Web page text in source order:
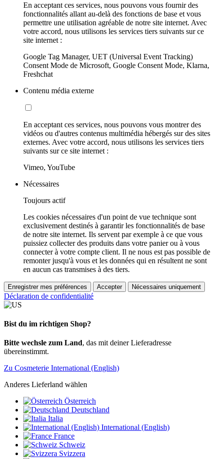
En acceptant ces services, nous pouvons vous fournir des
fonctionnalités allant au-delà des fonctions de base et vous
permettre une utilisation agréable de notre site internet. Avec
votre accord, nous utilisons les services tiers suivants sur ce
site internet :
Google Tag Manager, UET (Universal Event Tracking)
Consent Mode de Microsoft, Google Consent Mode, Klarna,
Freshchat
Contenu média externe
En acceptant ces services, nous pouvons vous montrer des
vidéos ou d'autres contenus multimédia hébergés sur des sites
externes. Avec votre accord, nous utilisons les services tiers
suivants sur ce site internet :
Vimeo, YouTube
Nécessaires
Toujours actif
Les cookies nécessaires d'un point de vue technique sont
exclusivement destinés à garantir les fonctionnalités de base
de notre site internet. Ils servent par exemple à ce que vous
puissiez collecter des produits dans votre panier ou à vous
connecter à votre compte client. Il ne nous est pas possible de
remonter jusqu'à vous et les données qui en résultent ne sont
en aucun cas transmises à des tiers.
Enregistrer mes préférences Accepter Nécessaires uniquement
Déclaration de confidentialité
Bist du im richtigen Shop?
Bitte wechsle zum Land, das mit deiner Lieferadresse
übereinstimmt.
Zu Cosmeterie International (English)
Anderes Lieferland wählen
Österreich
Deutschland
Italia
International (English)
France
Schweiz
Svizzera